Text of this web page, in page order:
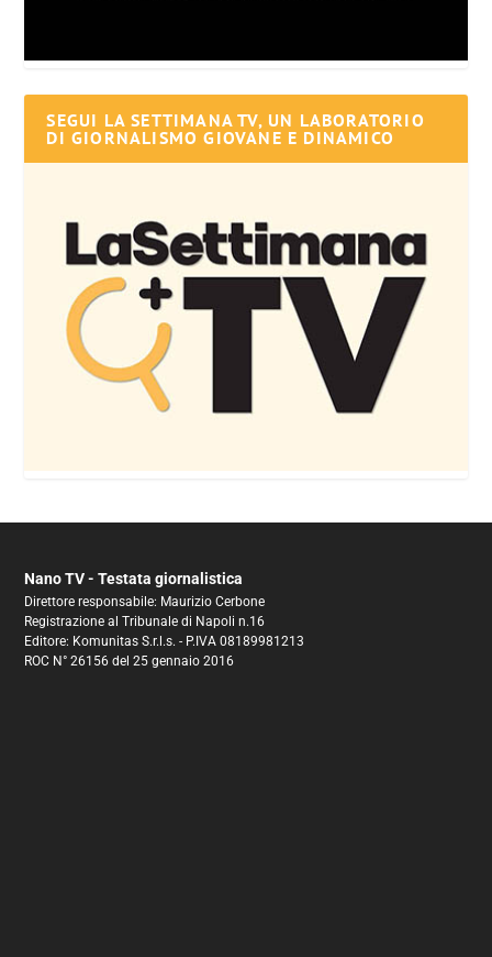
SEGUI LA SETTIMANA TV, UN LABORATORIO
DI GIORNALISMO GIOVANE E DINAMICO
Nano TV - Testata giornalistica
Direttore responsabile: Maurizio Cerbone
Registrazione al Tribunale di Napoli n.16
Editore: Komunitas S.r.l.s. - P.IVA 08189981213
ROC N° 26156 del 25 gennaio 2016